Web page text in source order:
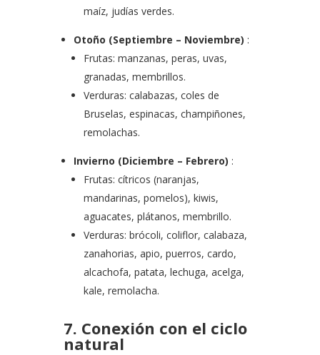
maíz, judías verdes.
Otoño (Septiembre – Noviembre) :
Frutas: manzanas, peras, uvas,
granadas, membrillos.
Verduras: calabazas, coles de
Bruselas, espinacas, champiñones,
remolachas.
Invierno (Diciembre – Febrero) :
Frutas: cítricos (naranjas,
mandarinas, pomelos), kiwis,
aguacates, plátanos, membrillo.
Verduras: brócoli, coliflor, calabaza,
zanahorias, apio, puerros, cardo,
alcachofa, patata, lechuga, acelga,
kale, remolacha.
7. Conexión con el ciclo
natural